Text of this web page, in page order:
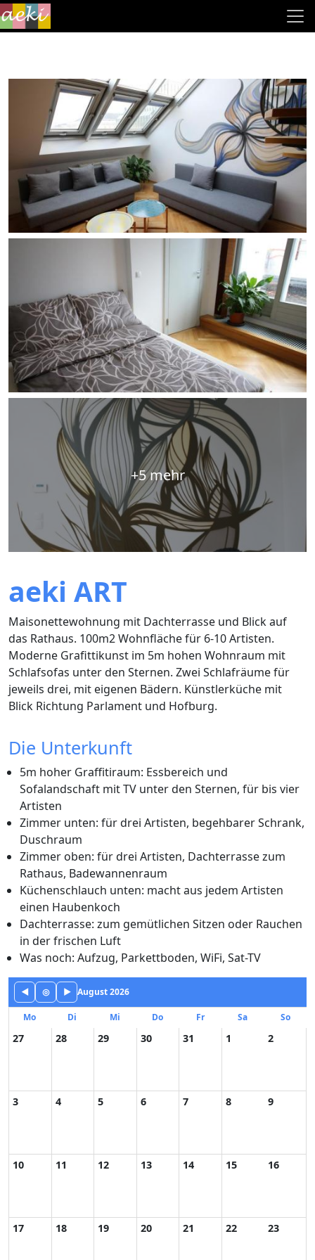
Direkt zum Inhalt
+5 mehr
aeki ART
Maisonettewohnung mit Dachterrasse und Blick auf
das Rathaus. 100m2 Wohnfläche für 6-10 Artisten.
Moderne Grafittikunst im 5m hohen Wohnraum mit
Schlafsofas unter den Sternen. Zwei Schlafräume für
jeweils drei, mit eigenen Bädern. Künstlerküche mit
Blick Richtung Parlament und Hofburg.
Die Unterkunft
5m hoher Graffitiraum: Essbereich und
Sofalandschaft mit TV unter den Sternen, für bis vier
Artisten
Zimmer unten: für drei Artisten, begehbarer Schrank,
Duschraum
Zimmer oben: für drei Artisten, Dachterrasse zum
Rathaus, Badewannenraum
Küchenschlauch unten: macht aus jedem Artisten
einen Haubenkoch
Dachterrasse: zum gemütlichen Sitzen oder Rauchen
in der frischen Luft
Was noch: Aufzug, Parkettboden, WiFi, Sat-TV
◀ ◎ ▶ August 2026
Mo Di Mi Do Fr Sa So
27 28 29 30 31 1 2
3 4 5 6 7 8 9
10 11 12 13 14 15 16
17 18 19 20 21 22 23